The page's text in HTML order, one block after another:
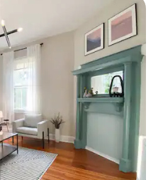
„Odabrali gosti”